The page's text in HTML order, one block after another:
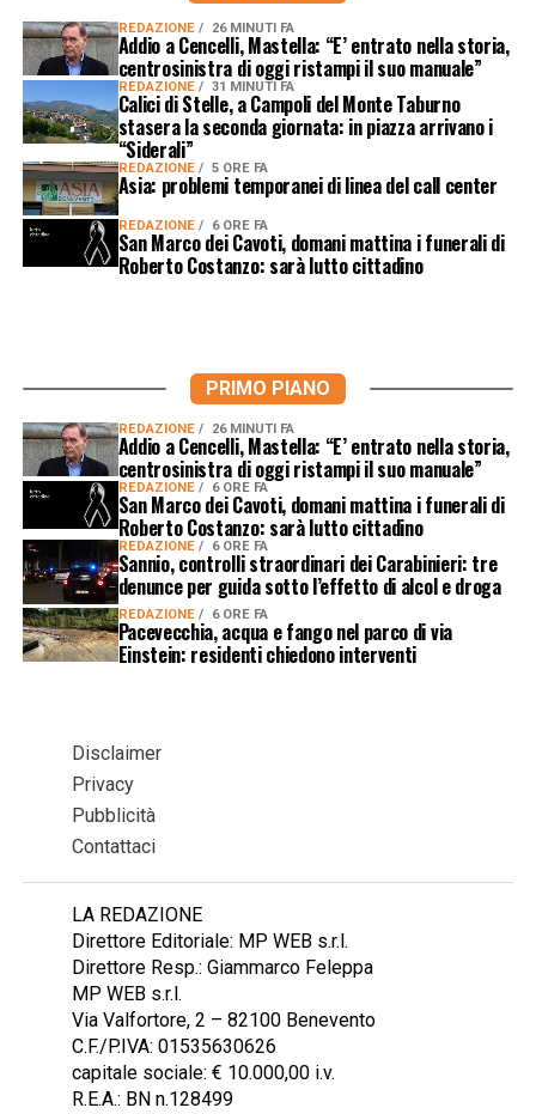
REDAZIONE 26 MINUTI FA
Addio a Cencelli, Mastella: “E’ entrato nella storia,
centrosinistra di oggi ristampi il suo manuale”
REDAZIONE 31 MINUTI FA
Calici di Stelle, a Campoli del Monte Taburno
stasera la seconda giornata: in piazza arrivano i
“Siderali”
REDAZIONE 5 ORE FA
Asia: problemi temporanei di linea del call center
REDAZIONE 6 ORE FA
San Marco dei Cavoti, domani mattina i funerali di
Roberto Costanzo: sarà lutto cittadino
PRIMO PIANO
REDAZIONE 26 MINUTI FA
Addio a Cencelli, Mastella: “E’ entrato nella storia,
centrosinistra di oggi ristampi il suo manuale”
REDAZIONE 6 ORE FA
San Marco dei Cavoti, domani mattina i funerali di
Roberto Costanzo: sarà lutto cittadino
REDAZIONE 6 ORE FA
Sannio, controlli straordinari dei Carabinieri: tre
denunce per guida sotto l’effetto di alcol e droga
REDAZIONE 6 ORE FA
Pacevecchia, acqua e fango nel parco di via
Einstein: residenti chiedono interventi
Disclaimer
Privacy
Pubblicità
Contattaci
LA REDAZIONE
Direttore Editoriale: MP WEB s.r.l.
Direttore Resp.: Giammarco Feleppa
MP WEB s.r.l.
Via Valfortore, 2 – 82100 Benevento
C.F./P.IVA: 01535630626
capitale sociale: € 10.000,00 i.v.
R.E.A.: BN n.128499